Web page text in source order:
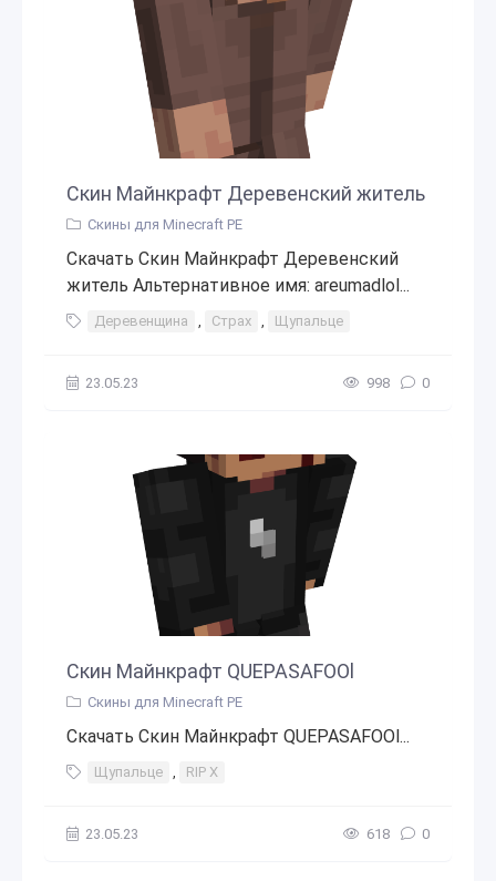
Скин Майнкрафт Деревенский житель
Скины для Minecraft PE
Скачать Скин Майнкрафт Деревенский
житель Альтернативное имя: areumadlol...
Деревенщина , Страх , Щупальце
23.05.23 998 0
Скин Майнкрафт QUEPASAFOOl
Скины для Minecraft PE
Скачать Скин Майнкрафт QUEPASAFOOl...
Щупальце , RIP Х
23.05.23 618 0